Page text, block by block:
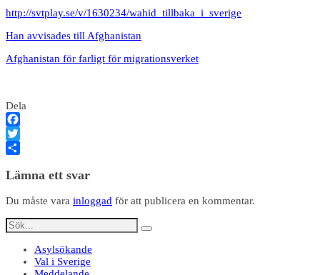
http://svtplay.se/v/1630234/wahid_tillbaka_i_sverige
Han avvisades till Afghanistan
Afghanistan för farligt för migrationsverket
Dela
Facebook
Twitter
Lämna ett svar
Du måste vara inloggad för att publicera en kommentar.
Asylsökande
Val i Sverige